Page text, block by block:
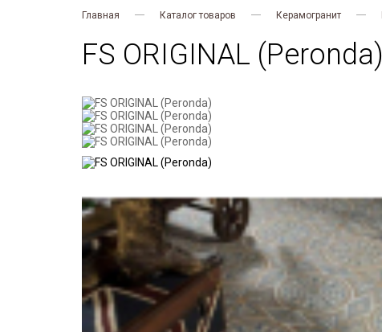
Главная Каталог товаров Керамогранит
FS ORIGINAL (Peronda)